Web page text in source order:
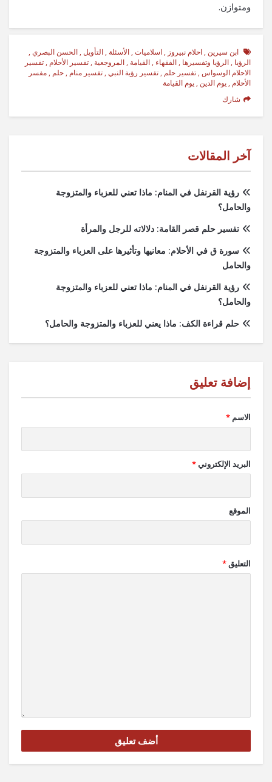
ومتوازن.
ابن سيرين , احلام نبيروز , اسلاميات , الأسئلة , التأويل , الحسن البصري ,
الرؤيا , الرؤيا وتفسيرها , الفقهاء , القيامة , المروجعية , تفسير الأحلام , تفسير
الاحلام الوسواس , تفسير حلم , تفسير رؤية النبي , تفسير منام , حلم , مفسر
الأحلام , يوم الدين , يوم القيامة
شارك
آخر المقالات
رؤية القرنفل في المنام: ماذا تعني للعزباء والمتزوجة
والحامل؟
تفسير حلم قصر القامة: دلالاته للرجل والمرأة
سورة ق في الأحلام: معانيها وتأثيرها على العزباء والمتزوجة
والحامل
رؤية القرنفل في المنام: ماذا تعني للعزباء والمتزوجة
والحامل؟
حلم قراءة الكف: ماذا يعني للعزباء والمتزوجة والحامل؟
الاسم *
البريد الإلكتروني*
الموقع
التعليق*